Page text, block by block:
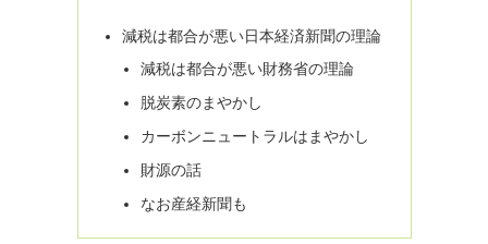
減税は都合が悪い日本経済新聞の理論
減税は都合が悪い財務省の理論
脱炭素のまやかし
カーボンニュートラルはまやかし
財源の話
なお産経新聞も